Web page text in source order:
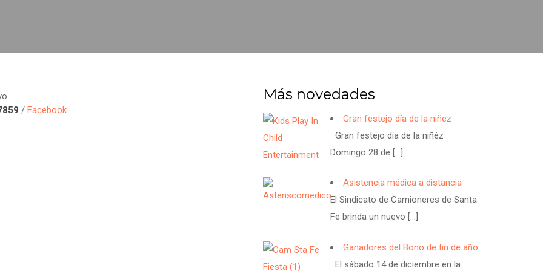
/ Facebook
Más novedades
Gran festejo día de la niñez
Gran festejo día de la niñéz
Domingo 28 de […]
Asistencia médica a distancia
El Sindicato de Camioneres de Santa
Fe brinda un nuevo […]
Ganadores del Bono de fin de año
El sábado 14 de diciembre en la